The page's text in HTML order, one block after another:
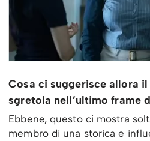
Cosa ci suggerisce allora
sgretola nell’ultimo frame
Ebbene, questo ci mostra
membro di una storica e